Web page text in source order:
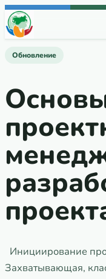
Перейти к
Обновление
Инициирование
Захватывающая,